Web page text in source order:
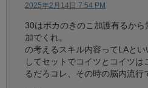
2025年2月14日 7:54 PM
30はポカのきのこ加護有るから
加でくれ。
の考えるスキル内容ってLAと
してセットでコイツとコイツは
るだろコレ、その時の脳内流行